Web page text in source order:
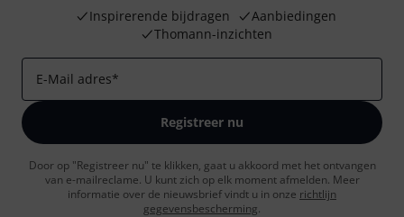
Inspirerende bijdragen
Aanbiedingen
Thomann-inzichten
E-Mail adres*
Registreer nu
Door op "Registreer nu" te klikken, gaat u akkoord met het ontvangen
van e-mailreclame. U kunt zich op elk moment afmelden. Meer
informatie over de nieuwsbrief vindt u in onze richtlijn
gegevensbescherming.